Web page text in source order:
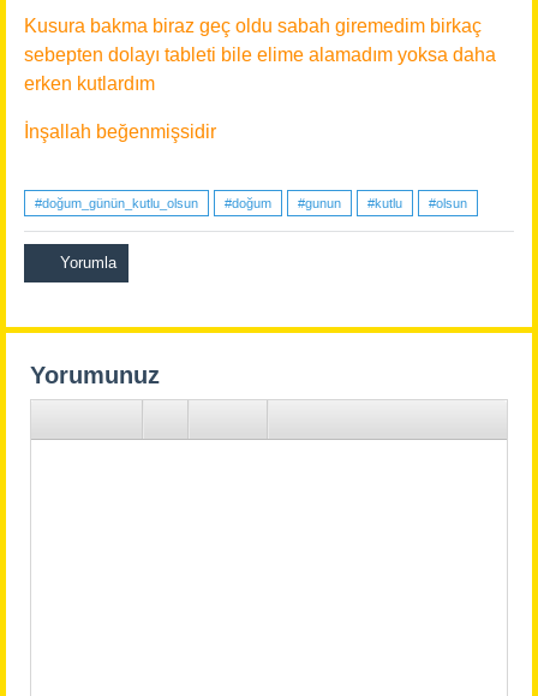
Kusura bakma biraz geç oldu sabah giremedim birkaç
sebepten dolayı tableti bile elime alamadım yoksa daha
erken kutlardım
İnşallah beğenmişsidir
#doğum_günün_kutlu_olsun #doğum #gunun #kutlu #olsun
Yorumunuz